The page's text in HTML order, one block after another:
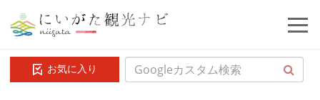
お気に入り